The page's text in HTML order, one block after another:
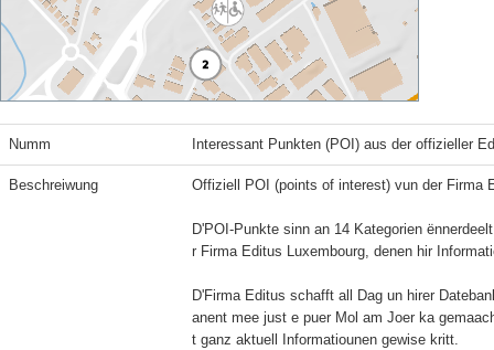
Numm Interessant Punkten (POI) aus der offizieller
Beschreiwung Offiziell POI (points of interest) vun der Firma
D'POI-Punkte sinn an 14 Kategorien
r Firma Editus Luxembourg, denen hir
D'Firma Editus schafft all Dag un hirer
anent mee just e puer Mol am Joer ka
t ganz aktuell Informatiounen gewise kritt.